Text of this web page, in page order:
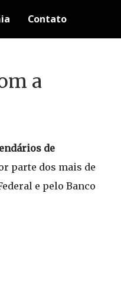
Contato
a
de
parte dos mais de
e pelo Banco